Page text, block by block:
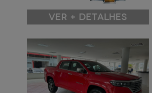
VER + DETALHES